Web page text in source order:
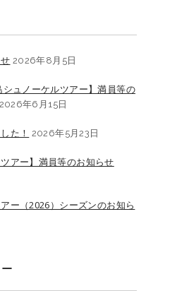
2026年8月5日
シュノーケルツアー】満員等の
2026年6月15日
た！ 2026年5月23日
ツアー】満員等のお知らせ
ー（2026）シーズンのお知ら